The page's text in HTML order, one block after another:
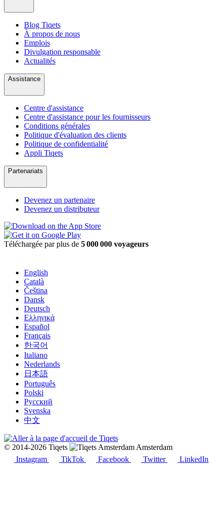
Blog Tiqets
À propos de nous
Emplois
Divulgation responsable
Actualités
Assistance
Centre d'assistance
Centre d'assistance pour les fournisseurs
Conditions générales
Politique d'évaluation des clients
Politique de confidentialité
Appli Tiqets
Partenariats
Devenez un partenaire
Devenez un distributeur
Téléchargée par plus de 5 000 000 voyageurs
English
Català
Čeština
Dansk
Deutsch
Ελληνικά
Español
Français
한국어
Italiano
Nederlands
日本語
Português
Polski
Русский
Svenska
中文
© 2014-2026 Tiqets
Amsterdam
Instagram
TikTok Facebook Twitter LinkedIn